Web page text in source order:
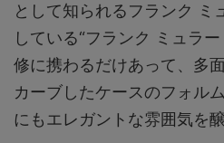
として知られるフランク ミ
している“フランク ミュラ
修に携わるだけあって、多
カーブしたケースのフォル
にもエレガントな雰囲気を醸